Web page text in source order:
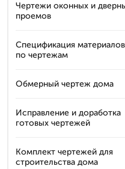
Чертежи оконных и
проемов
Спецификация материалов
по чертежам
Обмерный чертеж дома
Исправление и доработка
готовых чертежей
Комплект чертежей для
строительства дома